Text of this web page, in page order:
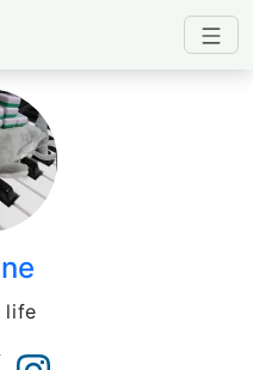
Developer's
life